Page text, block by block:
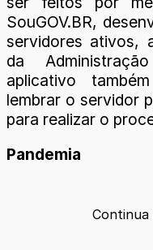
SouGOV.BR,
servidores ativos,
da
aplicativo
lembrar o servidor
para realizar o
Pandemia
Continua